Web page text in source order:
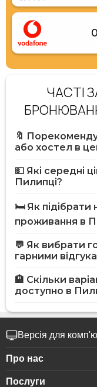
ЧАСТІ
🔖
або хостел в
💵 Які середні
Пилипці?
🛏️ Як підібрати
проживання в
💬 Як вибрати
гарними
🏨 Скільки
доступно в
Версія для
Про нас
Про компанію
Послуги